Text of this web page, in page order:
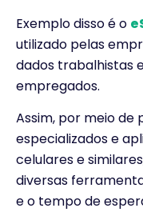
Exemplo disso é o
utilizado pelas
dados trabalhistas
empregados.
Assim, por meio
especializados e
celulares e
diversas
e o tempo de